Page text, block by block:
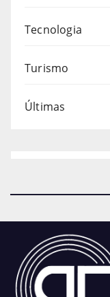
Tecnologia
Turismo
Últimas